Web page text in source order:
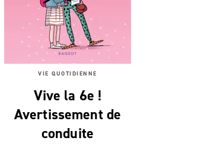
VIE QUOTIDIENNE
Vive la 6e !
Avertissement de
conduite